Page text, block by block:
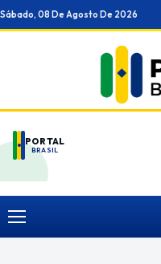
Ir
para
Sábado, 08 De Agosto De 2026
PORTAL
BRASIL
Menu